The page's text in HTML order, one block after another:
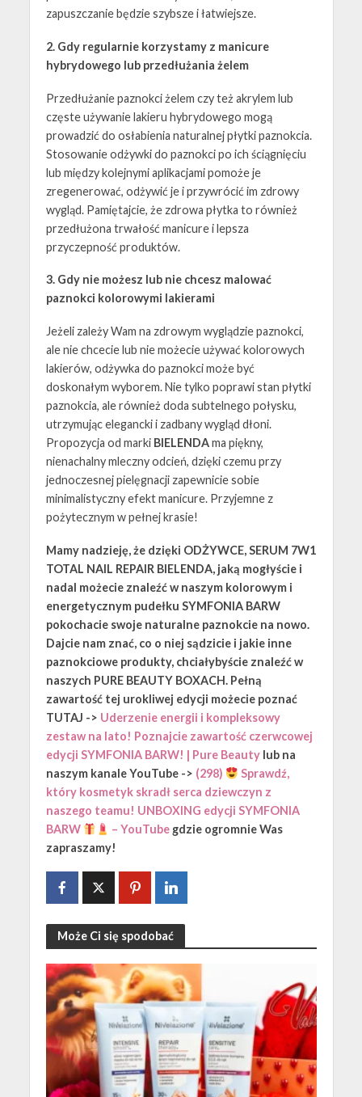
zapuszczanie będzie szybsze i łatwiejsze.
2. Gdy regularnie korzystamy z manicure
hybrydowego lub przedłużania żelem
Przedłużanie paznokci żelem czy też akrylem lub
częste używanie lakieru hybrydowego mogą
prowadzić do osłabienia naturalnej płytki paznokcia.
Stosowanie odżywki do paznokci po ich ściągnięciu
lub między kolejnymi aplikacjami pomoże je
zregenerować, odżywić je i przywrócić im zdrowy
wygląd. Pamiętajcie, że zdrowa płytka to również
przedłużona trwałość manicure i lepsza
przyczepność produktów.
3. Gdy nie możesz lub nie chcesz malować
paznokci kolorowymi lakierami
Jeżeli zależy Wam na zdrowym wyglądzie paznokci,
ale nie chcecie lub nie możecie używać kolorowych
lakierów, odżywka do paznokci może być
doskonałym wyborem. Nie tylko poprawi stan płytki
paznokcia, ale również doda subtelnego połysku,
utrzymując elegancki i zadbany wygląd dłoni.
Propozycja od marki BIELENDAma piękny,
nienachalny mleczny odcień, dzięki czemu przy
jednoczesnej pielęgnacji zapewnicie sobie
minimalistyczny efekt manicure. Przyjemne z
pożytecznym w pełnej krasie!
Mamy nadzieję, że dzięki ODŻYWCE, SERUM 7W1
TOTAL NAIL REPAIR BIELENDA, jaką mogłyście i
nadal możecie znaleźć w naszym kolorowym i
energetycznym pudełku SYMFONIA BARW
pokochacie swoje naturalne paznokcie na nowo.
Dajcie nam znać, co o niej sądzicie i jakie inne
paznokciowe produkty, chciałybyście znaleźć w
naszych PURE BEAUTY BOXACH. Pełną
zawartość tej urokliwej edycji możecie poznać
TUTAJ -> Uderzenie energii i kompleksowy
zestaw na lato! Poznajcie zawartość czerwcowej
edycji SYMFONIA BARW! | Pure Beautylub na
naszym kanale YouTube -> (298)
Sprawdź,
który kosmetyk skradł serca dziewczyn z
naszego teamu! UNBOXING edycji SYMFONIA
BARW
– YouTube gdzie ogromnie Was
zapraszamy!
Może Ci się spodobać